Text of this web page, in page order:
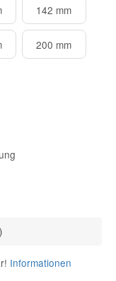
142 mm
200 mm
Informationen